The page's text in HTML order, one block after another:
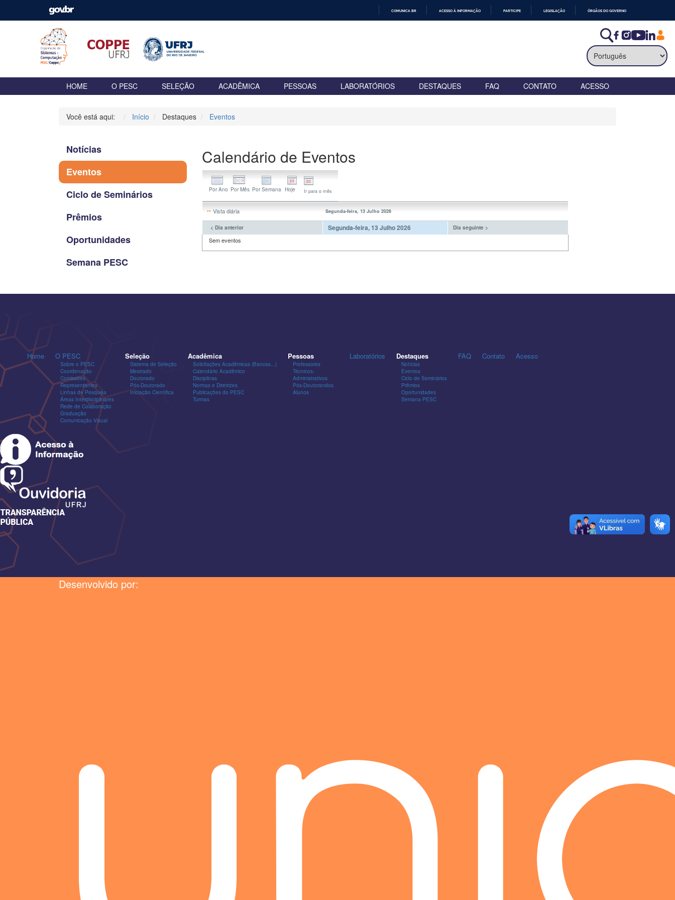
COMUNICA BR ACESSO À INFORMAÇÃO PARTICIPE LEGISLAÇÃO ÓRGÃOS DO GOVERNO
HOME O PESC SELEÇÃO ACADÊMICA PESSOAS LABORATÓRIOS DESTAQUES FAQ CONTATO ACESSO
Você está aqui: Início Destaques Eventos
Notícias
Eventos
Ciclo de Seminários
Prêmios
Oportunidades
Semana PESC
Calendário de Eventos
Ir para o mês
Vista diária Segunda-feira, 13 Julho 2026
< Dia anterior Segunda-feira, 13 Julho 2026 Dia seguinte >
Sem eventos
Home O PESC
Sobre o PESC
Coordenação
Comissões
Representantes
Linhas de Pesquisa
Áreas Interdisciplinares
Rede de Colaboração
Graduação
Comunicação Visual
Seleção
Sistema de Seleção
Mestrado
Doutorado
Pós-Doutorado
Iniciação Científica
Acadêmica
Solicitações Acadêmicas (Bancas...)
Calendário Acadêmico
Disciplinas
Normas e Diretrizes
Publicações do PESC
Turmas
Pessoas
Professores
Técnicos-
Administrativos
Pós-Doutorandos
Alunos
Laboratórios Destaques
Notícias
Eventos
Ciclo de Seminários
Prêmios
Oportunidades
Semana PESC
FAQ Contato Acesso
Desenvolvido por: